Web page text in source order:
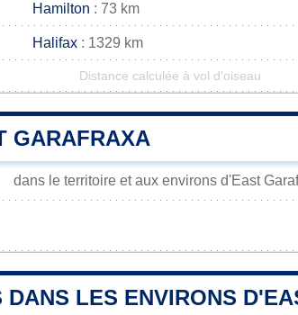
Hamilton : 73 km
Halifax : 1329 km
Distance calculée à vol d'oiseau
GARAFRAXA
dans le territoire et aux environs d'East
LES ENVIRONS